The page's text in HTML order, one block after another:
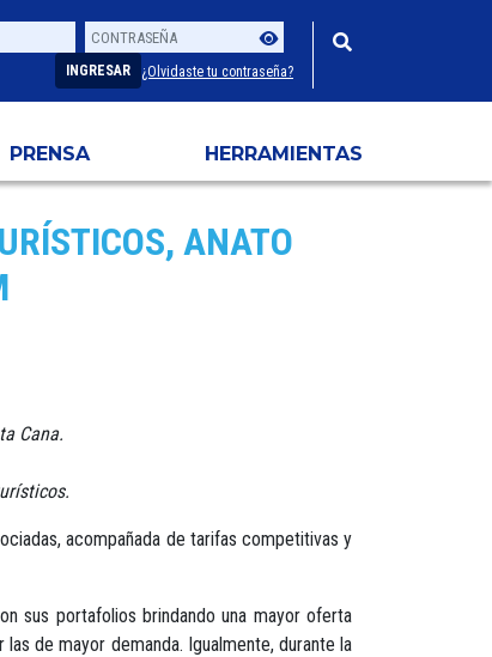
Usuario
Contraseña
INGRESAR ¿Olvidaste tu contraseña?
PRENSA HERRAMIENTAS
ANATO
Cana.
acompañada de tarifas competitivas y
sus portafolios brindando una mayor oferta
de mayor demanda. Igualmente, durante la